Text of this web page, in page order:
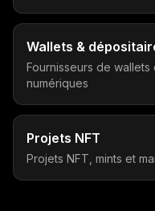
Wallets &
Fournisseurs de
numériques
Projets NFT
Projets NFT, mints et